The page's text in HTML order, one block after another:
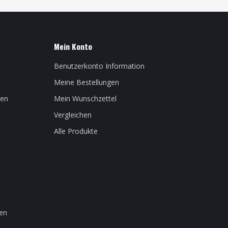
Mein Konto
Benutzerkonto Information
Meine Bestellungen
Mein Wunschzettel
Vergleichen
Alle Produkte